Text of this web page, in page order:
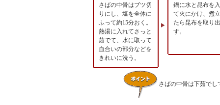
さばの中骨はブツ切
りにし、塩を全体に
ふって約15分おく。
熱湯に入れてさっと
茹でて、水に取って
血合いの部分などを
きれいに洗う。
鍋に水と昆布を
て火にかけ、煮
たら昆布を取り出
す。
さばの中骨は下茹で